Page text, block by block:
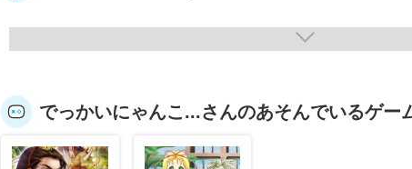
でっかいにゃんこ...さんのあそんでいるゲー